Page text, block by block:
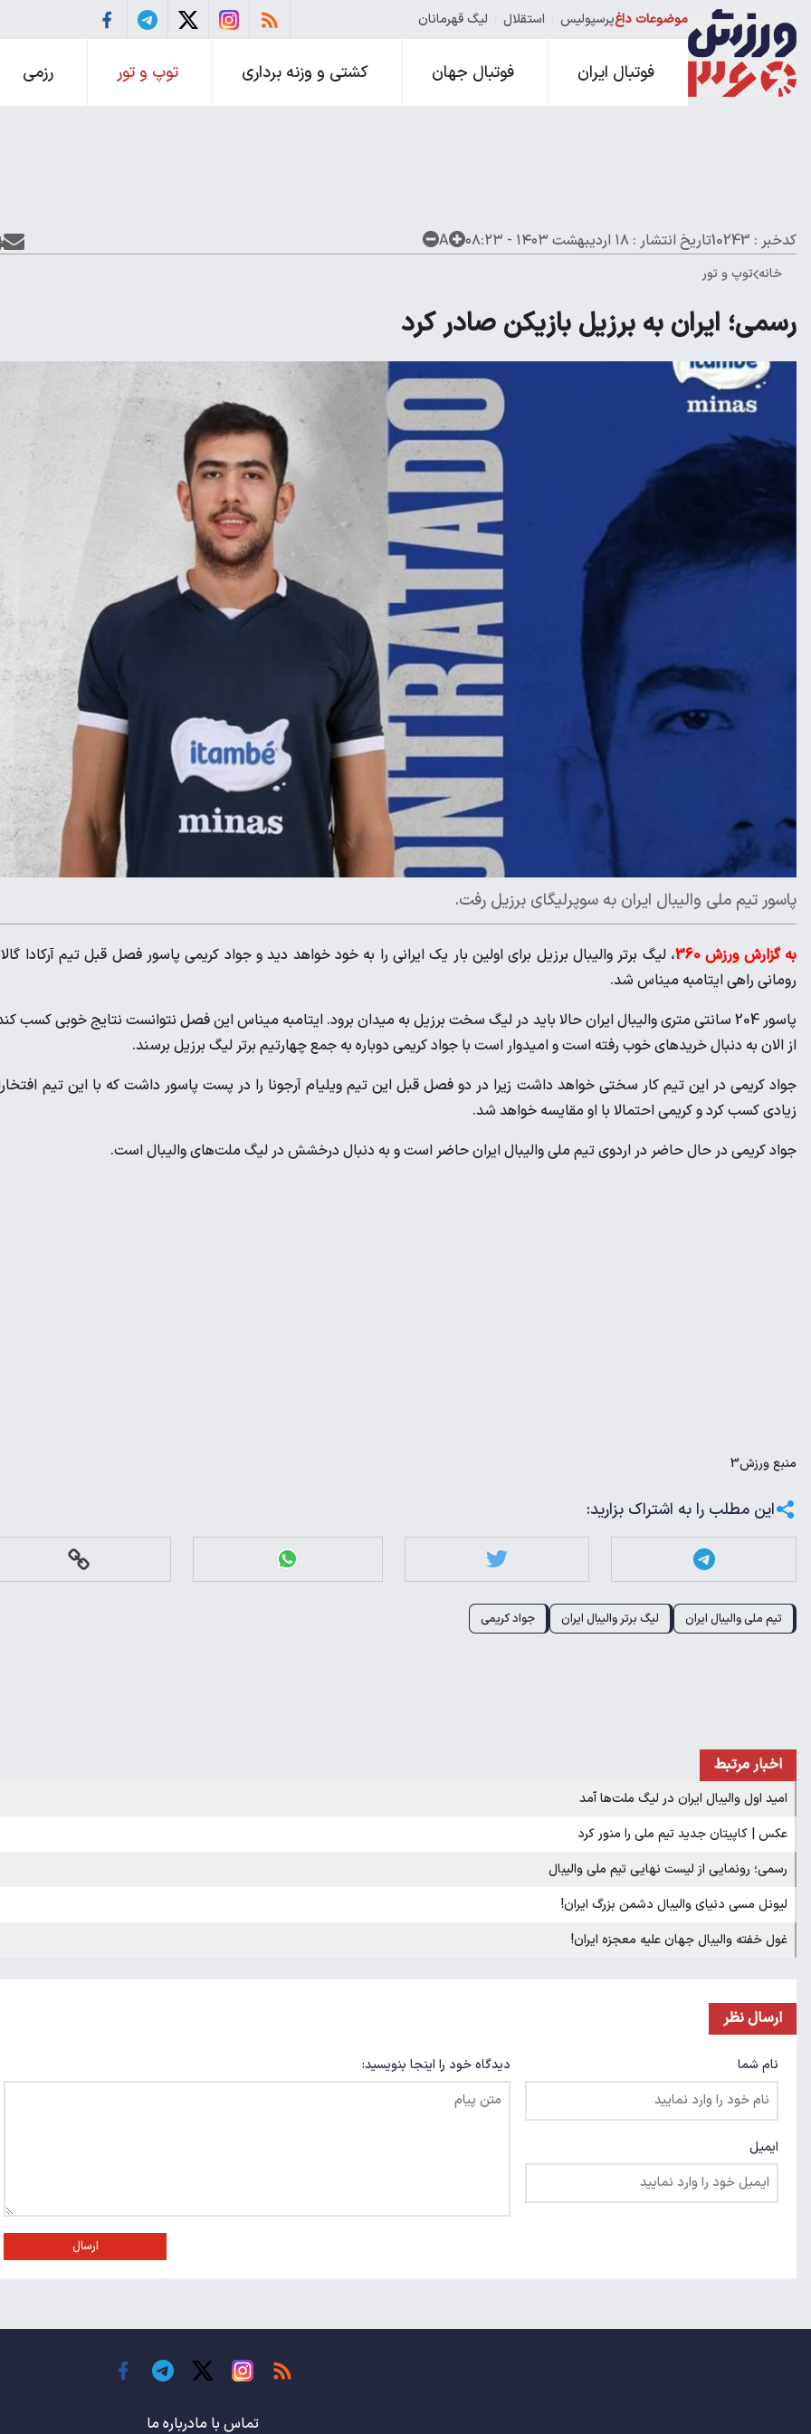
موضوعات داغپرسپولیس استقلال لیگ قهرمانان
فوتبال ایران فوتبال جهان کشتی و وزنه برداری توپ و تور رزمی
کدخبر : 10243 تاریخ انتشار : ۱۸ اردیبهشت ۱۴۰۳ - ۰۸:۲۳ A
خانه توپ و تور
رسمی؛ ایران به برزیل بازیکن صادر کرد
پاسور تیم ملی والیبال ایران به سوپرلیگای برزیل رفت.
به گزارش ورزش 360
، لیگ برتر والیبال برزیل برای اولین بار یک ایرانی را به خود خواهد دید و جواد کریمی پاسور فصل قبل تیم آرکادا
رومانی راهی ایتامبه میناس شد.
پاسور 204 سانتی متری والیبال ایران حالا باید در لیگ سخت برزیل به میدان برود. ایتامبه میناس این فصل نتوانست نتایج خوبی کسب
از الان به دنبال خریدهای خوب رفته است و امیدوار است با جواد کریمی دوباره به جمع چهارتیم برتر لیگ برزیل برسند.
جواد کریمی در این تیم کار سختی خواهد داشت زیرا در دو فصل قبل این تیم ویلیام آرجونا را در پست پاسور داشت که با این تیم
زیادی کسب کرد و کریمی احتمالا با او مقایسه خواهد شد.
جواد کریمی در حال حاضر در اردوی تیم ملی والیبال ایران حاضر است و به دنبال درخشش در لیگ ملت‌های والیبال است.
منبعورزش3
این مطلب را به اشتراک بزارید:
تیم ملی والیبال ایران لیگ برتر والیبال ایران جواد کریمی
اخبار مرتبط
امید اول والیبال ایران در لیگ ملت‌ها آمد
عکس | کاپیتان جدید تیم ملی را منور کرد
رسمی؛ رونمایی از لیست نهایی تیم ملی والیبال
لیونل مسی دنیای والیبال دشمن بزرگ ایران!
غول خفته والیبال جهان علیه معجزه ایران!
ارسال نظر
نام شما
ایمیل
دیدگاه خود را اینجا بنویسید:
ارسال
تماس با مادرباره ما